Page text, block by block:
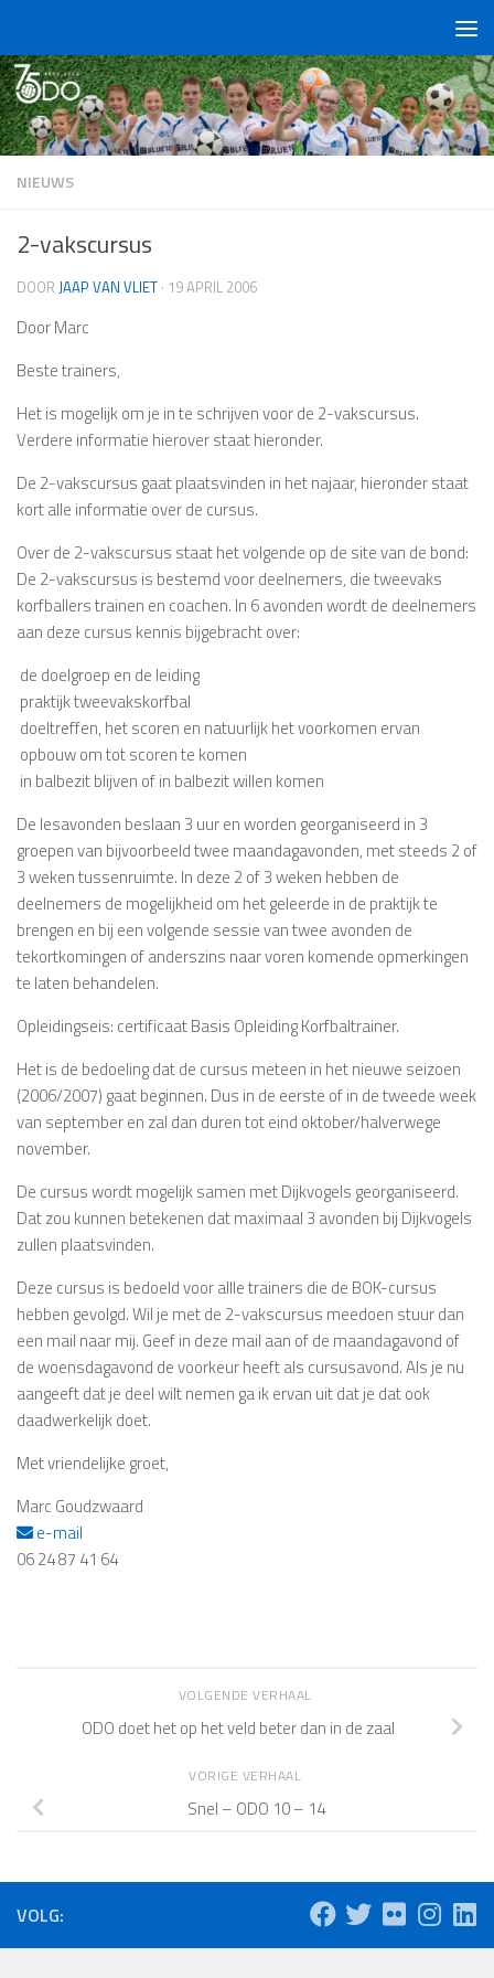
NIEUWS
2-vakscursus
DOOR JAAP VAN VLIET · 19 APRIL 2006
Door Marc
Beste trainers,
Het is mogelijk om je in te schrijven voor de 2-vakscursus.
Verdere informatie hierover staat hieronder.
De 2-vakscursus gaat plaatsvinden in het najaar, hieronder staat
kort alle informatie over de cursus.
Over de 2-vakscursus staat het volgende op de site van de bond:
De 2-vakscursus is bestemd voor deelnemers, die tweevaks
korfballers trainen en coachen. In 6 avonden wordt de deelnemers
aan deze cursus kennis bijgebracht over:
 de doelgroep en de leiding
 praktijk tweevakskorfbal
 doeltreffen, het scoren en natuurlijk het voorkomen ervan
 opbouw om tot scoren te komen
 in balbezit blijven of in balbezit willen komen
De lesavonden beslaan 3 uur en worden georganiseerd in 3
groepen van bijvoorbeeld twee maandagavonden, met steeds 2 of
3 weken tussenruimte. In deze 2 of 3 weken hebben de
deelnemers de mogelijkheid om het geleerde in de praktijk te
brengen en bij een volgende sessie van twee avonden de
tekortkomingen of anderszins naar voren komende opmerkingen
te laten behandelen.
Opleidingseis: certificaat Basis Opleiding Korfbaltrainer.
Het is de bedoeling dat de cursus meteen in het nieuwe seizoen
(2006/2007) gaat beginnen. Dus in de eerste of in de tweede week
van september en zal dan duren tot eind oktober/halverwege
november.
De cursus wordt mogelijk samen met Dijkvogels georganiseerd.
Dat zou kunnen betekenen dat maximaal 3 avonden bij Dijkvogels
zullen plaatsvinden.
Deze cursus is bedoeld voor allle trainers die de BOK-cursus
hebben gevolgd. Wil je met de 2-vakscursus meedoen stuur dan
een mail naar mij. Geef in deze mail aan of de maandagavond of
de woensdagavond de voorkeur heeft als cursusavond. Als je nu
aangeeft dat je deel wilt nemen ga ik ervan uit dat je dat ook
daadwerkelijk doet.
Met vriendelijke groet,
Marc Goudzwaard
e-mail
06 24 87 41 64
VOLGENDE VERHAAL
ODO doet het op het veld beter dan in de zaal
VORIGE VERHAAL
Snel – ODO 10 – 14
VOLG: